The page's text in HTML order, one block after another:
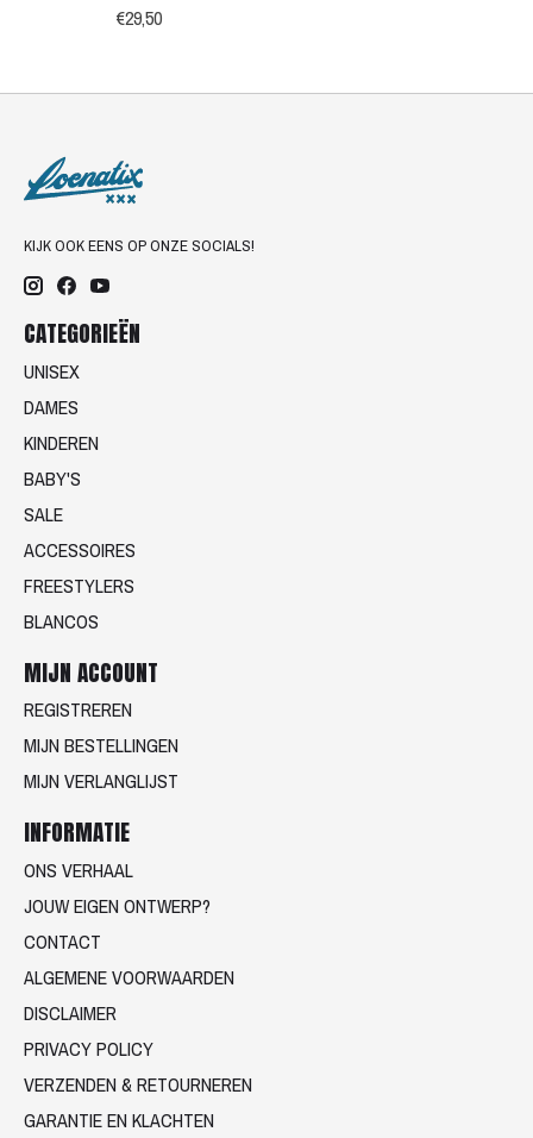
€29,50
KIJK OOK EENS OP ONZE SOCIALS!
CATEGORIEËN
UNISEX
DAMES
KINDEREN
BABY'S
SALE
ACCESSOIRES
FREESTYLERS
BLANCOS
MIJN ACCOUNT
REGISTREREN
MIJN BESTELLINGEN
MIJN VERLANGLIJST
INFORMATIE
ONS VERHAAL
JOUW EIGEN ONTWERP?
CONTACT
ALGEMENE VOORWAARDEN
DISCLAIMER
PRIVACY POLICY
VERZENDEN & RETOURNEREN
GARANTIE EN KLACHTEN